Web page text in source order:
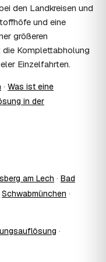
Ort anwesend
sein. Viele
Schlüssel und lassen
Eine kurze
bzw.
in Buchloe
wurde.
vielen Regionen
konkreten Termin
– Wunschtermine
die Räume
den Landkreisen und
und eine
größeren
Komplettabholung
Einzelfahrten.
· Was ist eine
in der
am Lech · Bad
Schwabmünchen ·
·